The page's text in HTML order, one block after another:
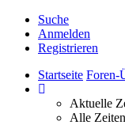
Suche
Anmelden
Registrieren
Startseite Foren-
Aktuelle
Alle